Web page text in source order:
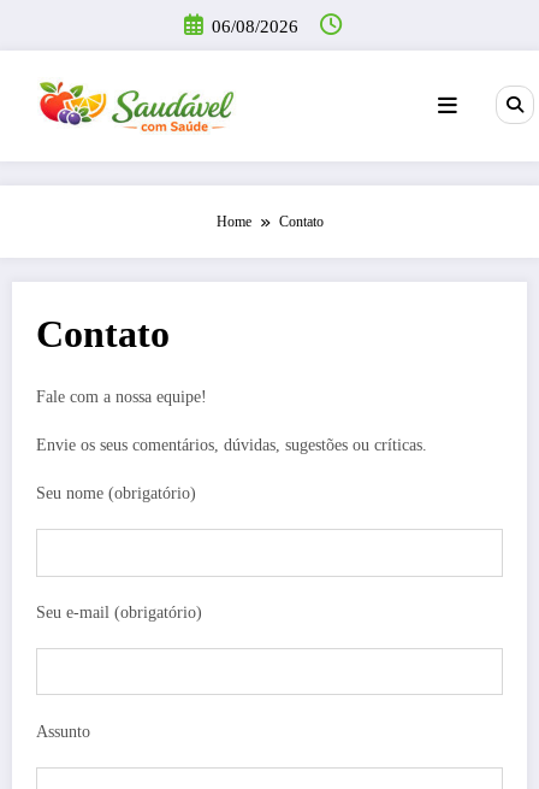
o
conteúdo
06/08/2026
Home Contato
Contato
Fale com a nossa equipe!
Envie os seus comentários, dúvidas, sugestões ou críticas.
Seu nome (obrigatório)
Seu e-mail (obrigatório)
Assunto